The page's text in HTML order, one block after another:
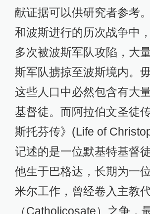
献证据可以供研究者参考
和波斯进行的历次战争中
多次被波斯军队攻陷，大
斯军队掳掠至波斯境内。
这些人口中必然包含有大
基督徒。而阿拉伯文圣徒
斯托芬传》(Life of
记述的是一位默基特基督徒
他生于巴格达，长期为一
米尔工作，曾经卷入主教
（Catholicosate）之争，